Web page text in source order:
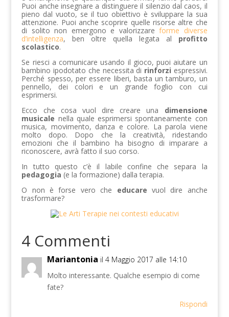
Puoi anche insegnare a distinguere il silenzio dal caos, il
pieno dal vuoto, se il tuo obiettivo è sviluppare la sua
attenzione. Puoi anche scoprire quelle risorse altre che
di solito non emergono e valorizzareforme diverse
d’intelligenza, ben oltre quella legata al profitto
scolastico.
Se riesci a comunicare usando il gioco, puoi aiutare un
bambino ipodotato che necessita di rinforzi espressivi.
Perché spesso, per essere liberi, basta un tamburo, un
pennello, dei colori e un grande foglio con cui
esprimersi.
Ecco che cosa vuol dire creare una dimensione
musicale nella quale esprimersi spontaneamente con
musica, movimento, danza e colore. La parola viene
molto dopo. Dopo che la creatività, ridestando
emozioni che il bambino ha bisogno di imparare a
riconoscere, avrà fatto il suo corso.
In tutto questo c’è il labile confine che separa la
pedagogia (e la formazione) dalla terapia.
O non è forse vero che educare vuol dire anche
trasformare?
4 Commenti
Mariantonia il 4 Maggio 2017 alle 14:10
Molto interessante. Qualche esempio di come
fate?
Rispondi